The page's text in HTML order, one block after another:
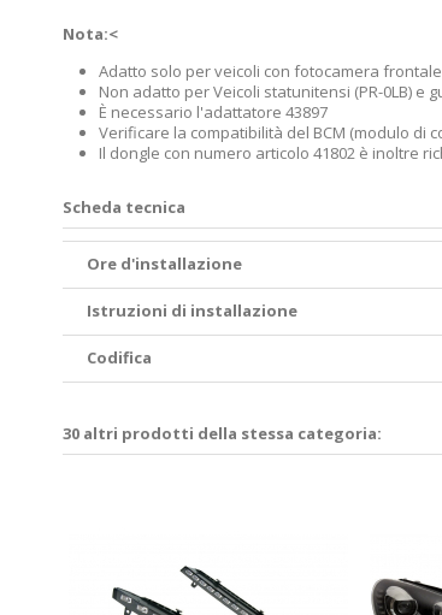
Nota:<
Adatto solo per veicoli con fotocamera frontale
Non adatto per Veicoli statunitensi (PR-0LB) e
È necessario l'adattatore 43897
Verificare la compatibilità del BCM (modulo di
Il dongle con numero articolo 41802 è inoltre
Scheda tecnica
Ore d'installazione
Istruzioni di installazione
Codifica
30 altri prodotti della stessa categoria: